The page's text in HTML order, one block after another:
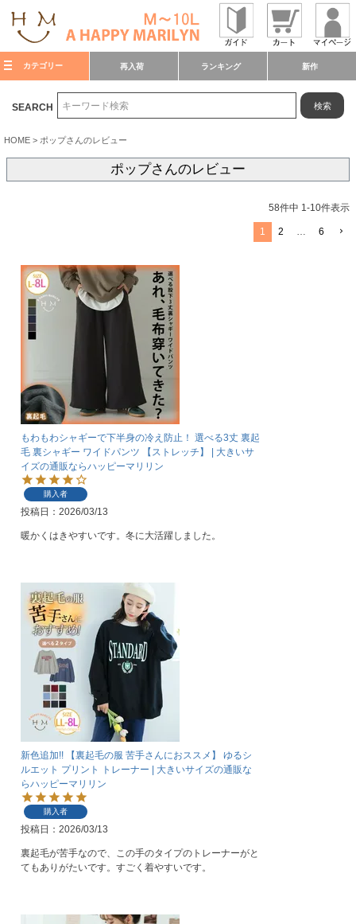
カテゴリー 再入荷 ランキング 新作
SEARCH 検索
HOME ポップさんのレビュー
ポップさんのレビュー
58件中 1-10件表示
1 2 … 6
もわもわシャギーで下半身の冷え防止！ 選べる3丈 裏起
毛 裏シャギー ワイドパンツ 【ストレッチ】 | 大きいサ
イズの通販ならハッピーマリリン
購入者
投稿日 2026/03/13
暖かくはきやすいです。冬に大活躍しました。
新色追加!! 【裏起毛の服 苦手さんにおススメ】 ゆるシ
ルエット プリント トレーナー | 大きいサイズの通販な
らハッピーマリリン
購入者
投稿日 2026/03/13
裏起毛が苦手なので、この手のタイプのトレーナーがと
てもありがたいです。すごく着やすいです。